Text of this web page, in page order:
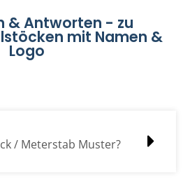
& Antworten - zu
mit Namen &
Logo
/ Meterstab Muster?